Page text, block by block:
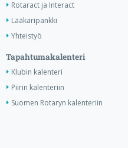
Rotaract ja Interact
Lääkäripankki
Yhteistyö
Tapahtumakalenteri
Klubin kalenteri
Piirin kalenteriin
Suomen Rotaryn kalenteriin